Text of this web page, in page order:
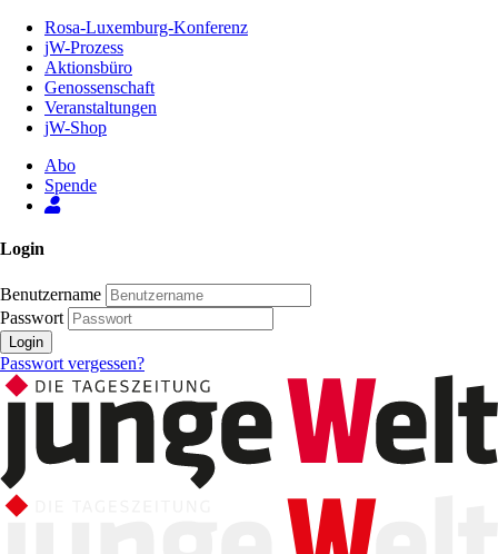
Inhalt
Seite
Rosa-Luxemburg-Konferenz
jW-Prozess
Aktionsbüro
Genossenschaft
Veranstaltungen
jW-Shop
Abo
Spende
Login
Benutzername
Passwort
Login
Passwort vergessen?